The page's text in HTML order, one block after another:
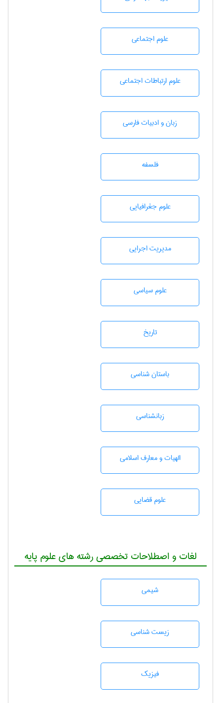
علوم اجتماعی
علوم ارتباطات اجتماعی
زبان و ادبيات فارسی
فلسفه
علوم جغرافيايی
مديريت اجرايی
علوم سياسی
تاريخ
باستان شناسی
زبانشناسی
الهیات و معارف اسلامی
علوم قضایی
لغات و اصطلاحات تخصصی رشته های علوم پایه
شيمی
زيست شناسی
فیزیک